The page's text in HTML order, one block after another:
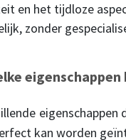
en het tijdloze
zonder
kan worden